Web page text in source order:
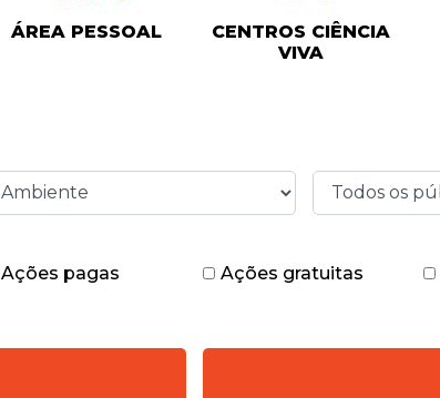
ÁREA PESSOAL
CENTROS CIÊNCIA
VIVA
Ações pagas
Ações gratuitas